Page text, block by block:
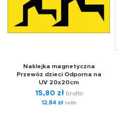
Naklejka magnetyczna
Przewóz dzieci Odporna na
UV 20x20cm
15,80 zł brutto
12,84 złnetto